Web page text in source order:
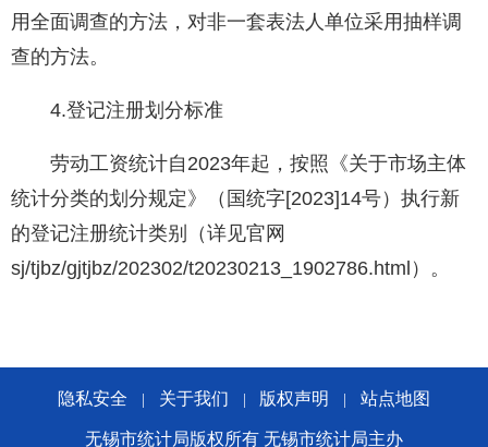
用全面调查的方法，对非一套表法人单位采用抽样调
查的方法。
4.登记注册划分标准
劳动工资统计自2023年起，按照《关于市场主体
统计分类的划分规定》（国统字[2023]14号）执行新
的登记注册统计类别（详见官网
sj/tjbz/gjtjbz/202302/t20230213_1902786.html）。
隐私安全 关于我们 版权声明 站点地图
无锡市统计局版权所有 无锡市统计局主办